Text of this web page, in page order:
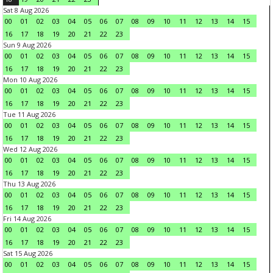
Sat 8 Aug 2026
00
01 02 03 04 05 06 07 08 09 10 11 12 13 14
15
16
17 18 19 20 21 22
23
Sun 9 Aug 2026
00
01 02 03 04 05 06 07 08 09 10 11 12 13 14
15
16
17 18 19 20 21 22
23
Mon 10 Aug 2026
00
01 02 03 04 05 06 07 08 09 10 11 12 13 14
15
16
17 18 19 20 21 22
23
Tue 11 Aug 2026
00
01 02 03 04 05 06 07 08 09 10 11 12 13 14
15
16
17 18 19 20 21 22
23
Wed 12 Aug 2026
00
01 02 03 04 05 06 07 08 09 10 11 12 13 14
15
16
17 18 19 20 21 22
23
Thu 13 Aug 2026
00
01 02 03 04 05 06 07 08 09 10 11 12 13 14
15
16
17 18 19 20 21 22
23
Fri 14 Aug 2026
00
01 02 03 04 05 06 07 08 09 10 11 12 13 14
15
16
17 18 19 20 21 22
23
Sat 15 Aug 2026
00
01 02 03 04 05 06 07 08 09 10 11 12 13 14
15